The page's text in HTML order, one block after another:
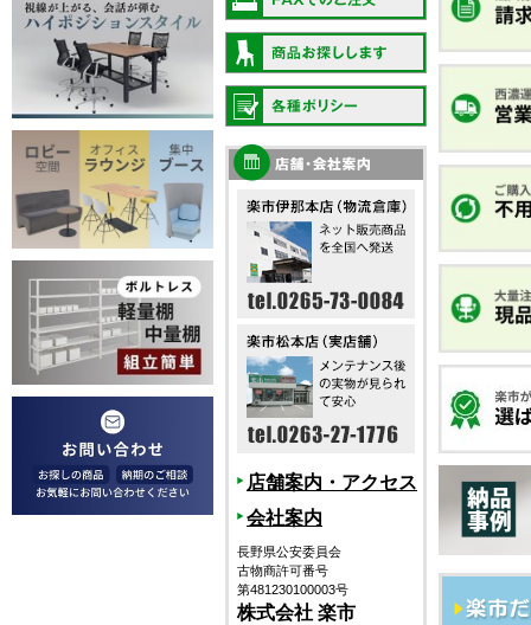
店舗案内・アクセス
会社案内
長野県公安委員会
古物商許可番号
第481230100003号
株式会社 楽市